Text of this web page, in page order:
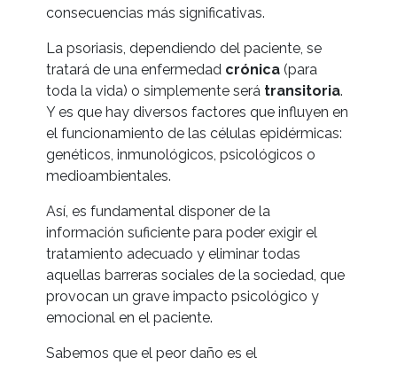
consecuencias más significativas.
La psoriasis, dependiendo del paciente, se
tratará de una enfermedad crónica (para
toda la vida) o simplemente será transitoria.
Y es que hay diversos factores que influyen en
el funcionamiento de las células epidérmicas:
genéticos, inmunológicos, psicológicos o
medioambientales.
Así, es fundamental disponer de la
información suficiente para poder exigir el
tratamiento adecuado y eliminar todas
aquellas barreras sociales de la sociedad, que
provocan un grave impacto psicológico y
emocional en el paciente.
Sabemos que el peor daño es el